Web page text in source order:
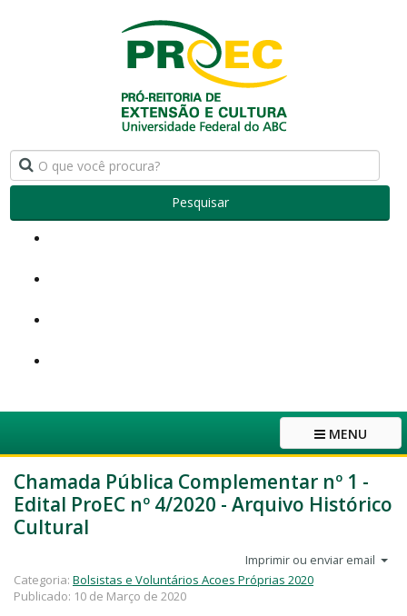
Pesquisar
MENU
Chamada Pública Complementar nº 1 -
Edital ProEC nº 4/2020 - Arquivo Histórico
Cultural
Imprimir ou enviar email
Categoria: Bolsistas e Voluntários Acoes Próprias 2020
Publicado: 10 de Março de 2020